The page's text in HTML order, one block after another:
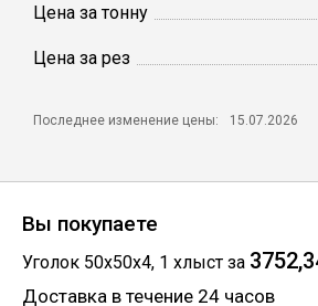
Цена за тонну
Цена за рез
Последнее изменение цены: 15.07.2026
Вы покупаете
Уголок 50х50х4, 1 хлыст за
Доставка в течение 24 часов